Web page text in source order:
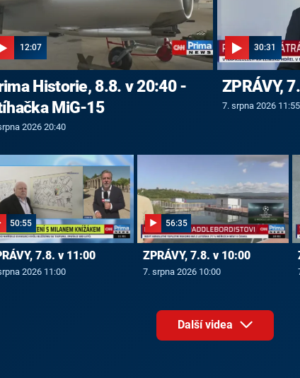
12:07
Historie, 8.8. v 20:40 -
MiG-15
2026 20:40
30:31
ZPRÁVY,
7. srpna 2026 11:55
50:55
7.8. v 11:00
2026 11:00
56:35
ZPRÁVY, 7.8. v 10:00
7. srpna 2026 10:00
Další videa